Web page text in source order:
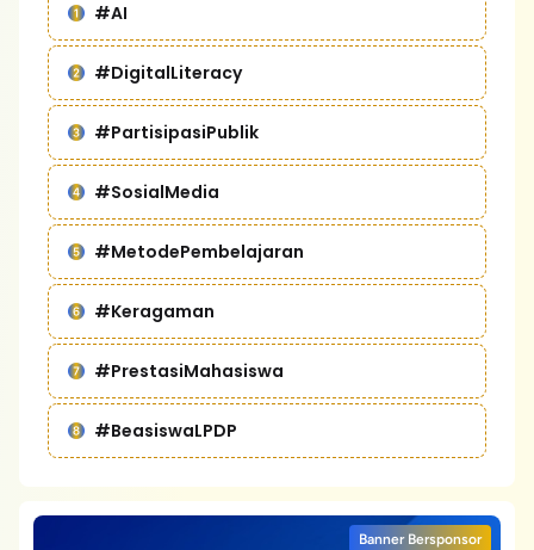
#AI
#DigitalLiteracy
#PartisipasiPublik
#SosialMedia
#MetodePembelajaran
#Keragaman
#PrestasiMahasiswa
#BeasiswaLPDP
Banner Bersponsor